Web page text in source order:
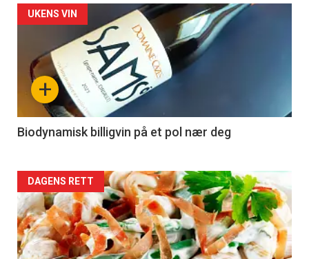
Forsiden
akkurat
nå
4
+
UKENS VIN
Biodynamisk billigvin på et pol nær deg
Forsiden
akkurat
nå
DAGENS RETT